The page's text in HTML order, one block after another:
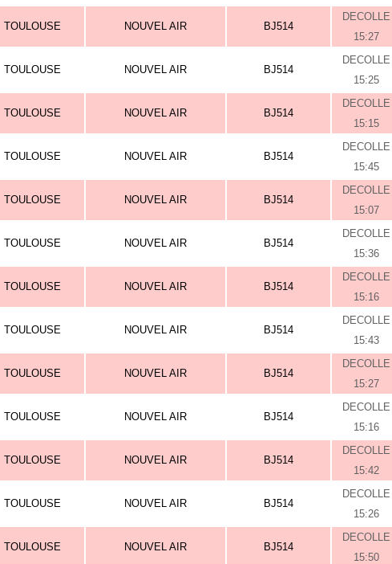
TOULOUSE NOUVEL AIR BJ514
DECOLLE
15:27
TOULOUSE NOUVEL AIR BJ514
DECOLLE
15:25
TOULOUSE NOUVEL AIR BJ514
DECOLLE
15:15
TOULOUSE NOUVEL AIR BJ514
DECOLLE
15:45
TOULOUSE NOUVEL AIR BJ514
DECOLLE
15:07
TOULOUSE NOUVEL AIR BJ514
DECOLLE
15:36
TOULOUSE NOUVEL AIR BJ514
DECOLLE
15:16
TOULOUSE NOUVEL AIR BJ514
DECOLLE
15:43
TOULOUSE NOUVEL AIR BJ514
DECOLLE
15:27
TOULOUSE NOUVEL AIR BJ514
DECOLLE
15:16
TOULOUSE NOUVEL AIR BJ514
DECOLLE
15:42
TOULOUSE NOUVEL AIR BJ514
DECOLLE
15:26
TOULOUSE NOUVEL AIR BJ514
DECOLLE
15:50